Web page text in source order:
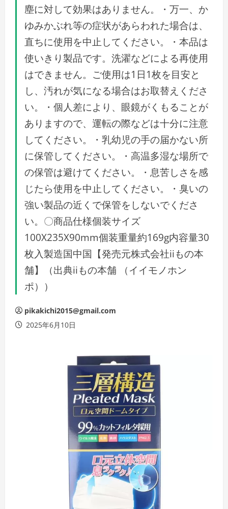
塵に対して効果はありません。・万一、か
ゆみかぶれ等の症状があらわれた場合は、
直ちに使用を中止してください。・本品は
使いきり製品です。洗濯などによる再使用
はできません。ご使用は1日1枚を目安と
し、汚れが気になる場合はお取替えくださ
い。・個人差により、眼鏡がくもることが
ありますので、運転の際などは十分に注意
してください。・乳幼児の手の届かない所
に保管してください。・高温多湿な場所で
の保管は避けてください。・息苦しさを感
じたら使用を中止してください。・臭いの
強い製品の近くで保管をしないでくださ
い。〇商品仕様個装サイズ
100X235X90mm個装重量約169g内容量30
枚入製造国中国【発売元株式会社iiもの本
舗】（出典iiもの本舗 （イイモノホン
ポ））
pikakichi2015@gmail.com
2025年6月10日